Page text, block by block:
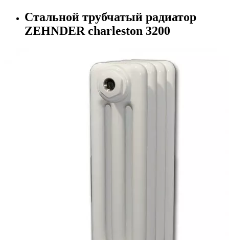
Стальной трубчатый радиатор
ZEHNDER charleston 3200